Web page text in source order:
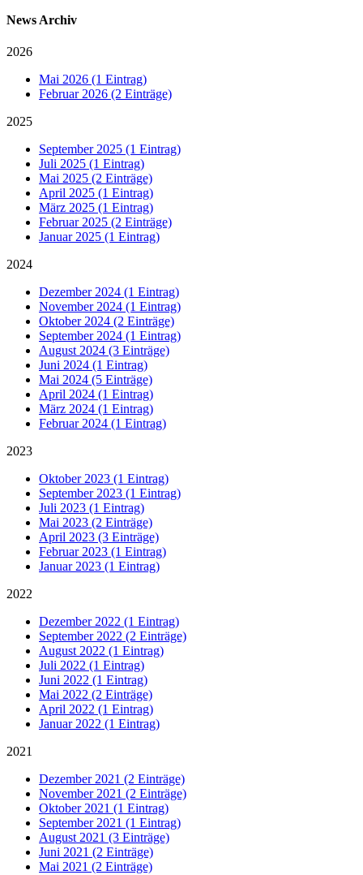
News Archiv
2026
Mai 2026 (1 Eintrag)
Februar 2026 (2 Einträge)
2025
September 2025 (1 Eintrag)
Juli 2025 (1 Eintrag)
Mai 2025 (2 Einträge)
April 2025 (1 Eintrag)
März 2025 (1 Eintrag)
Februar 2025 (2 Einträge)
Januar 2025 (1 Eintrag)
2024
Dezember 2024 (1 Eintrag)
November 2024 (1 Eintrag)
Oktober 2024 (2 Einträge)
September 2024 (1 Eintrag)
August 2024 (3 Einträge)
Juni 2024 (1 Eintrag)
Mai 2024 (5 Einträge)
April 2024 (1 Eintrag)
März 2024 (1 Eintrag)
Februar 2024 (1 Eintrag)
2023
Oktober 2023 (1 Eintrag)
September 2023 (1 Eintrag)
Juli 2023 (1 Eintrag)
Mai 2023 (2 Einträge)
April 2023 (3 Einträge)
Februar 2023 (1 Eintrag)
Januar 2023 (1 Eintrag)
2022
Dezember 2022 (1 Eintrag)
September 2022 (2 Einträge)
August 2022 (1 Eintrag)
Juli 2022 (1 Eintrag)
Juni 2022 (1 Eintrag)
Mai 2022 (2 Einträge)
April 2022 (1 Eintrag)
Januar 2022 (1 Eintrag)
2021
Dezember 2021 (2 Einträge)
November 2021 (2 Einträge)
Oktober 2021 (1 Eintrag)
September 2021 (1 Eintrag)
August 2021 (3 Einträge)
Juni 2021 (2 Einträge)
Mai 2021 (2 Einträge)